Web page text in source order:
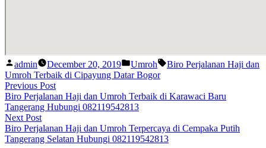
Posted
by
admin December 20, 2019
Posted
in
Umroh Tags:
Biro Perjalanan Haji dan
Umroh Terbaik di Cipayung Datar Bogor
Post
navigation
Previous PostPrevious
post:
Biro Perjalanan Haji dan Umroh Terbaik di Karawaci Baru
Tangerang Hubungi 082119542813
Next PostNext
post:
Biro Perjalanan Haji dan Umroh Terpercaya di Cempaka Putih
Tangerang Selatan Hubungi 082119542813